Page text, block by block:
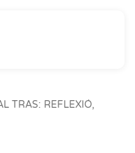
TRAS: REFLEXIÓ,